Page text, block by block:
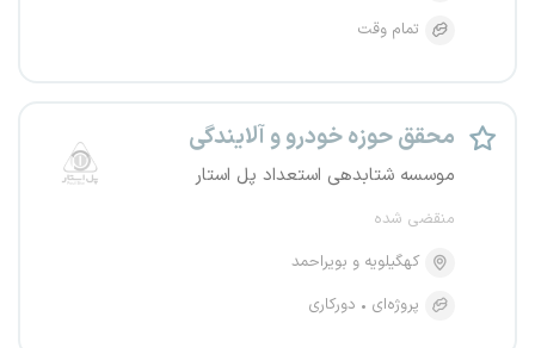
تمام وقت
محقق حوزه خودرو و آلایندگی
موسسه شتابدهی استعداد پل استار
منقضی شده
کهگیلویه و بویراحمد
پروژه‌ای
دورکاری